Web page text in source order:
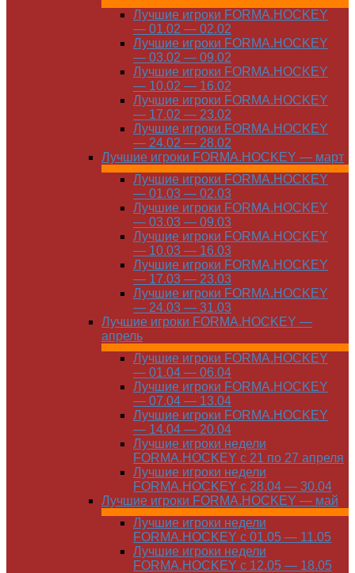
Лучшие игроки FORMA.HOCKEY
— 01.02 — 02.02
Лучшие игроки FORMA.HOCKEY
— 03.02 — 09.02
Лучшие игроки FORMA.HOCKEY
— 10.02 — 16.02
Лучшие игроки FORMA.HOCKEY
— 17.02 — 23.02
Лучшие игроки FORMA.HOCKEY
— 24.02 — 28.02
Лучшие игроки FORMA.HOCKEY — март
Лучшие игроки FORMA.HOCKEY
— 01.03 — 02.03
Лучшие игроки FORMA.HOCKEY
— 03.03 — 09.03
Лучшие игроки FORMA.HOCKEY
— 10.03 — 16.03
Лучшие игроки FORMA.HOCKEY
— 17.03 — 23.03
Лучшие игроки FORMA.HOCKEY
— 24.03 — 31.03
Лучшие игроки FORMA.HOCKEY —
апрель
Лучшие игроки FORMA.HOCKEY
— 01.04 — 06.04
Лучшие игроки FORMA.HOCKEY
— 07.04 — 13.04
Лучшие игроки FORMA.HOCKEY
— 14.04 — 20.04
Лучшие игроки недели
FORMA.HOCKEY с 21 по 27 апреля
Лучшие игроки недели
FORMA.HOCKEY с 28.04 — 30.04
Лучшие игроки FORMA.HOCKEY — май
Лучшие игроки недели
FORMA.HOCKEY с 01.05 — 11.05
Лучшие игроки недели
FORMA.HOCKEY с 12.05 — 18.05